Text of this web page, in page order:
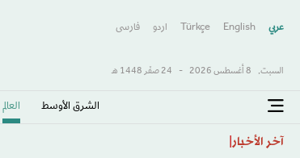
عربي English
Türkçe اردو فارسى
السبت, 8 أغسطس 2026 - 24 صفَر 1448 هـ
الشرق الأوسط​ العالم
آخر الأخبار